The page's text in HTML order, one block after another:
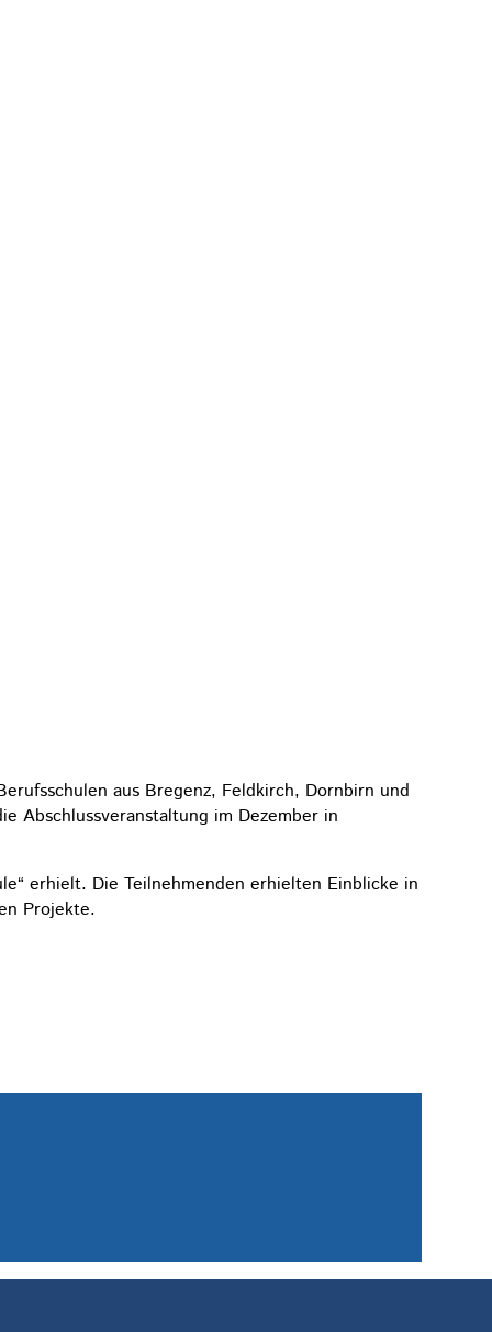
aus Bregenz, Feldkirch, Dornbirn und
Abschlussveranstaltung im Dezember in
erhielt. Die Teilnehmenden erhielten Einblicke in
Projekte.